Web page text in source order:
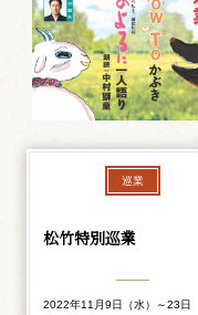
巡業
松竹特別巡業
2022年11月9日（水）～23日